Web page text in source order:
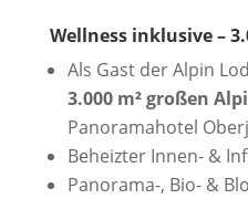
Wellness inklusive –
Als Gast der Alpin
3.000 m² großen
Panoramahotel
Beheizter Innen- &
Panorama-, Bio- &